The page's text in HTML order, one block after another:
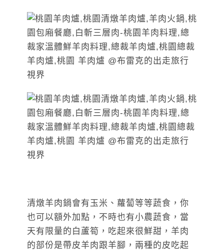
清燉羊肉鍋會有玉米、蘿蔔等等蔬食，你
也可以額外加點，不時也有小農蔬食，當
天有限量的白蘆筍，吃起來很鮮甜，羊肉
的部份是帶皮羊肉跟羊腳，兩種的皮吃起